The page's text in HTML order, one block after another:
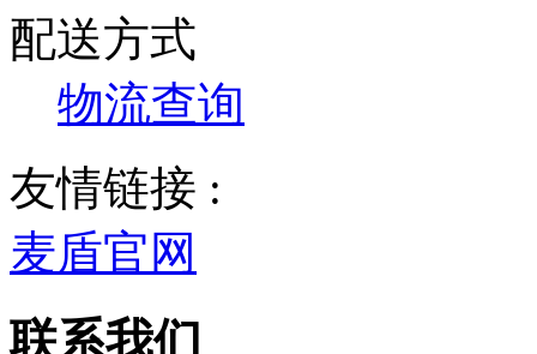
配送方式
物流查询
友情链接 :
麦盾官网
联系我们